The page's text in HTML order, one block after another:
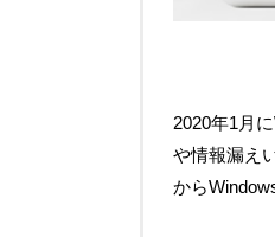
2020年1月
や情報漏え
から